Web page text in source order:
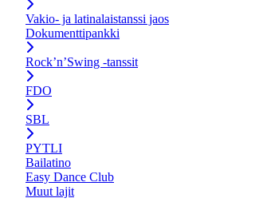
Vakio- ja latinalaistanssi jaos
Dokumenttipankki
Rock’n’Swing -tanssit
FDO
SBL
PYTLI
Bailatino
Easy Dance Club
Muut lajit